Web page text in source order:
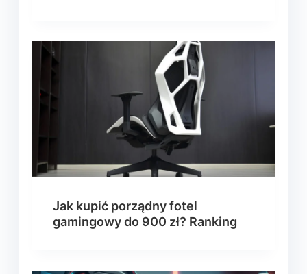
Jak kupić porządny fotel
gamingowy do 900 zł? Ranking